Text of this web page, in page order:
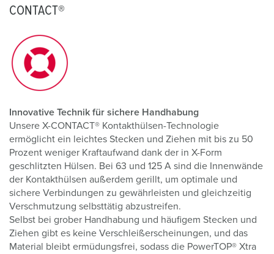
CONTACT®
Innovative Technik für sichere Handhabung
Unsere X-CONTACT® Kontakthülsen-Technologie
ermöglicht ein leichtes Stecken und Ziehen mit bis zu 50
Prozent weniger Kraftaufwand dank der in X-Form
geschlitzten Hülsen. Bei 63 und 125 A sind die Innenwände
der Kontakthülsen außerdem gerillt, um optimale und
sichere Verbindungen zu gewährleisten und gleichzeitig
Verschmutzung selbsttätig abzustreifen.
Selbst bei grober Handhabung und häufigem Stecken und
Ziehen gibt es keine Verschleißerscheinungen, und das
Material bleibt ermüdungsfrei, sodass die PowerTOP® Xtra